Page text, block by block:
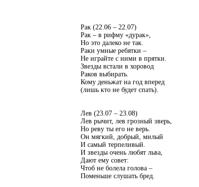
Рак (22.06 – 22.07)
Рак – в рифму «дурак»,
Но это далеко не так.
Раки умные ребятки –
Не играйте с ними в прятки.
Звезды встали в хоровод
Раков выбирать.
Кому деньжат на год вперед
(лишь кто не будет спать).
Лев (23.07 – 23.08)
Лев рычит, лев грозный зверь,
Но реву ты его не верь.
Он мягкий, добрый, милый
И самый терпеливый.
И звезды очень любят льва,
Дают ему совет:
Чтоб не болела голова –
Поменьше слушать бред.